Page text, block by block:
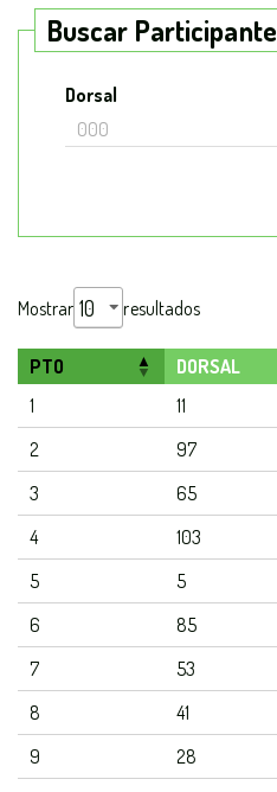
Buscar Participante
Dorsal
Mostrar resultados
PTO DORSAL
1
11
2
97
3
65
4
103
5
5
6
85
7
53
8
41
9
28